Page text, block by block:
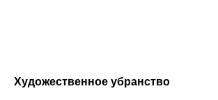
Художественное убранство